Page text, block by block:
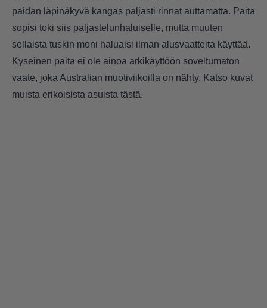
paidan läpinäkyvä kangas paljasti rinnat auttamatta. Paita
sopisi toki siis paljastelunhaluiselle, mutta muuten
sellaista tuskin moni haluaisi ilman alusvaatteita käyttää.
Kyseinen paita ei ole ainoa arkikäyttöön soveltumaton
vaate, joka Australian muotiviikoilla on nähty. Katso kuvat
muista erikoisista asuista tästä.